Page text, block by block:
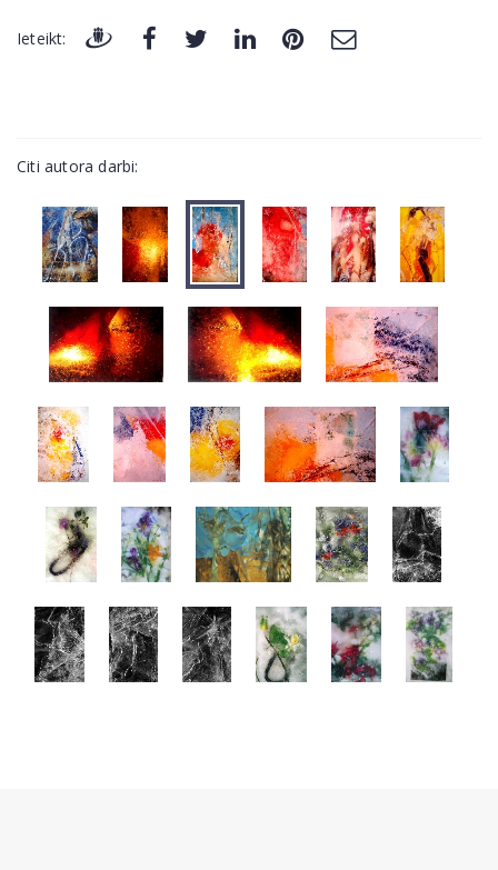
Ieteikt:
Citi autora darbi: